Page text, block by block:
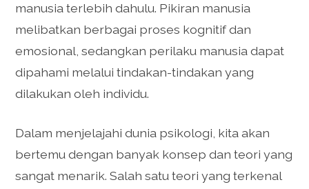
manusia terlebih dahulu. Pikiran manusia
melibatkan berbagai proses kognitif dan
emosional, sedangkan perilaku manusia dapat
dipahami melalui tindakan-tindakan yang
dilakukan oleh individu.
Dalam menjelajahi dunia psikologi, kita akan
bertemu dengan banyak konsep dan teori yang
sangat menarik. Salah satu teori yang terkenal